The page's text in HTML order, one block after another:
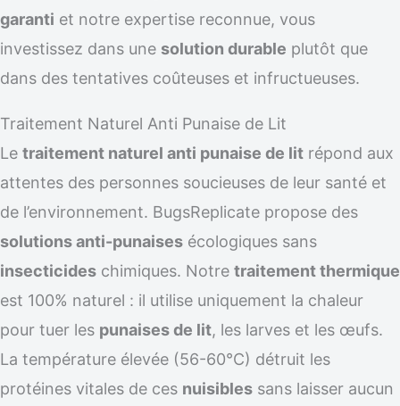
garanti et notre expertise reconnue, vous
investissez dans une solution durable plutôt que
dans des tentatives coûteuses et infructueuses.
Traitement Naturel Anti Punaise de Lit
Le traitement naturel anti punaise de lit répond aux
attentes des personnes soucieuses de leur santé et
de l’environnement. BugsReplicate propose des
solutions anti-punaises écologiques sans
insecticides chimiques. Notre traitement thermique
est 100% naturel : il utilise uniquement la chaleur
pour tuer les punaises de lit, les larves et les œufs.
La température élevée (56-60°C) détruit les
protéines vitales de ces nuisibles sans laisser aucun